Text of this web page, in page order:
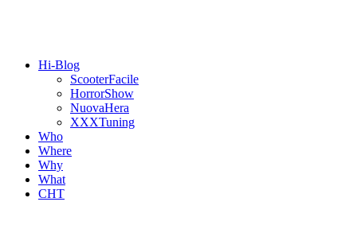
Hi-Blog
ScooterFacile
HorrorShow
NuovaHera
XXXTuning
Who
Where
Why
What
CHT